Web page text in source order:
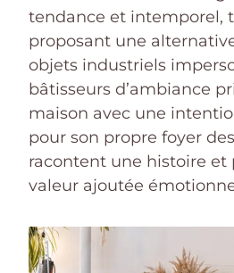
tendance et intemporel,
proposant une
objets industriels
bâtisseurs d’ambiance
maison avec une
pour son propre foyer
racontent une histoire et
valeur ajoutée